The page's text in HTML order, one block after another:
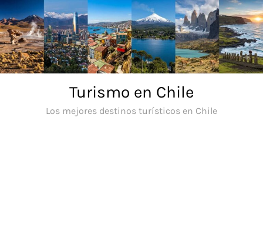
Saltar
al
contenido
Turismo en Chile
Los mejores destinos turísticos en Chile